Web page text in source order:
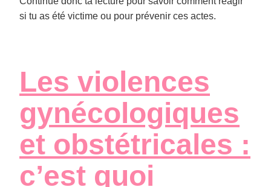
si tu as été victime ou pour prévenir ces actes.
Les violences
gynécologiques
et obstétricales :
c’est quoi